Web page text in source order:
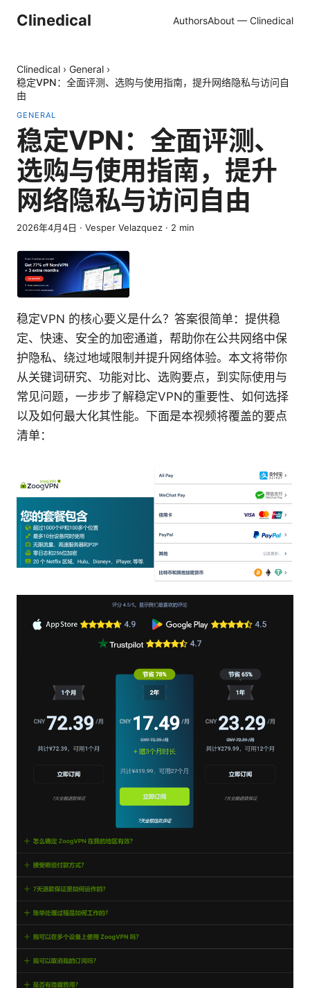
Clinedical AuthorsAbout — Clinedical
Clinedical › General ›
稳定VPN：全面评测、选购与使用指南，提升网络隐私与访问自
由
GENERAL
稳定VPN：全面评测、
选购与使用指南，提升
网络隐私与访问自由
2026年4月4日 · Vesper Velazquez · 2 min
稳定VPN 的核心要义是什么？答案很简单：提供稳
定、快速、安全的加密通道，帮助你在公共网络中保
护隐私、绕过地域限制并提升网络体验。本文将带你
从关键词研究、功能对比、选购要点，到实际使用与
常见问题，一步步了解稳定VPN的重要性、如何选择
以及如何最大化其性能。下面是本视频将覆盖的要点
清单：